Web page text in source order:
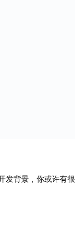
背景，你或许有